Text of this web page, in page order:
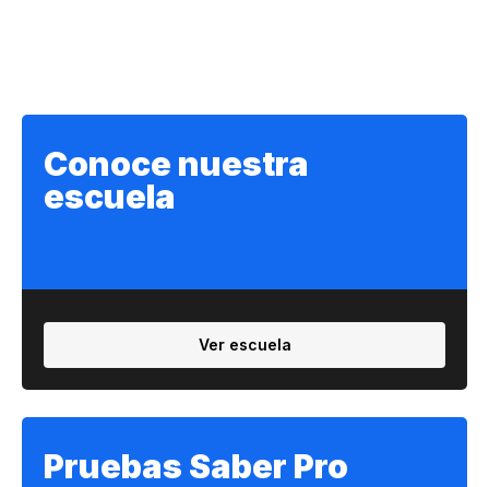
Conoce nuestra
escuela
Ver escuela
Pruebas Saber Pro